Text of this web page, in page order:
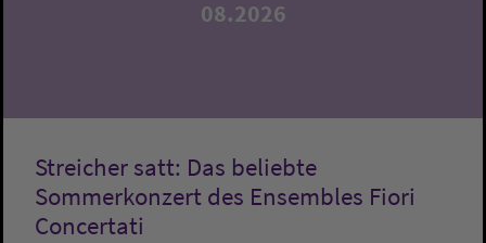
08.2026
Streicher satt: Das beliebte
Sommerkonzert des Ensembles Fiori
Concertati